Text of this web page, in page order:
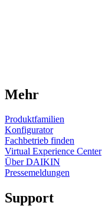
Mehr
Produktfamilien
Konfigurator
Fachbetrieb finden
Virtual Experience Center
Über DAIKIN
Pressemeldungen
Support